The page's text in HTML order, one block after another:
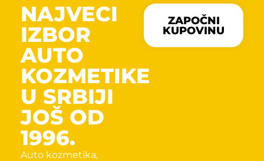
NAJVECI
IZBOR
AUTO
KOZMETIKE
U SRBIJI
JOŠ OD
1996.
Auto kozmetika,
ZAPOČNI
KUPOVINU